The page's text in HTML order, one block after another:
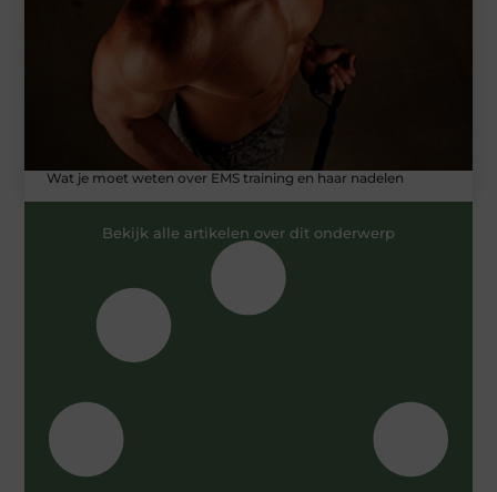
Wat je moet weten over EMS training en haar nadelen
Bekijk alle artikelen over dit onderwerp